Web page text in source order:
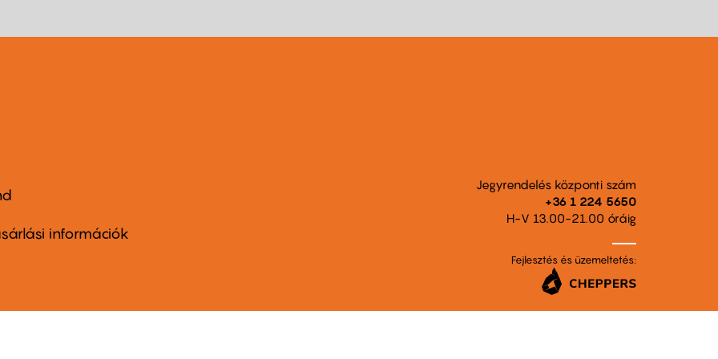
információk
Jegyrendelés központi szám
+36 1 224 5650
H-V 13.00-21.00 óráig
Fejlesztés és üzemeltetés: